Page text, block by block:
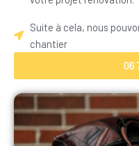
Suite à cela, nous
chantier
06